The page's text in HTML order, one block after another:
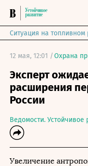
Ситуация на
12 мая, 12:01 /Охрана
Эксперт
расширения
России
Ведомости. Устойчивое
Увеличение